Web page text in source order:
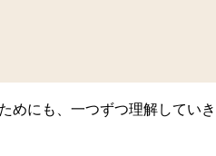
めにも、一つずつ理解していき